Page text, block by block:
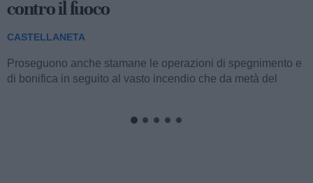
CASTELLANETA
Andrà in scena questa sera, a partire dalle 20 nel centro
storico di Castellaneta, la 21esima edizione della Sagra da
Far'nèdd'...